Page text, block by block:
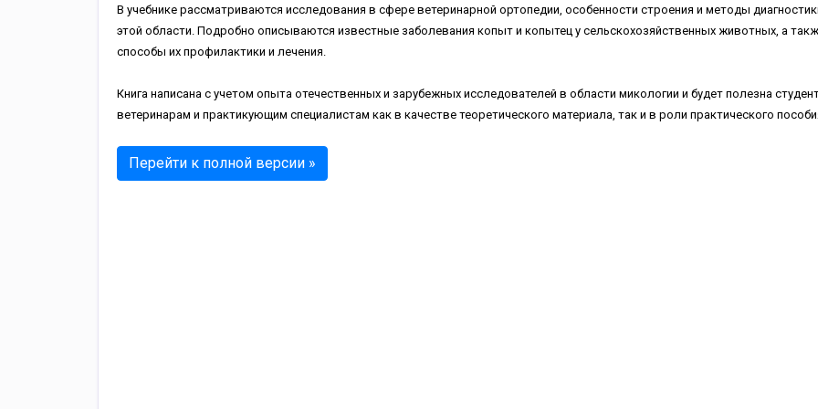
В учебнике рассматриваются исследования в сфере ветеринарной ортопедии, особенности строения и методы
этой области. Подробно описываются известные заболевания копыт и копытец у сельскохозяйственных животных, а
способы их профилактики и лечения.
Книга написана с учетом опыта отечественных и зарубежных исследователей в области микологии и будет полезна
ветеринарам и практикующим специалистам как в качестве теоретического материала, так и в роли практического
Перейти к полной версии »